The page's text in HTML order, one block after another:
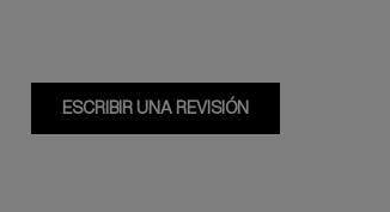
ESCRIBIR UNA REVISIÓN